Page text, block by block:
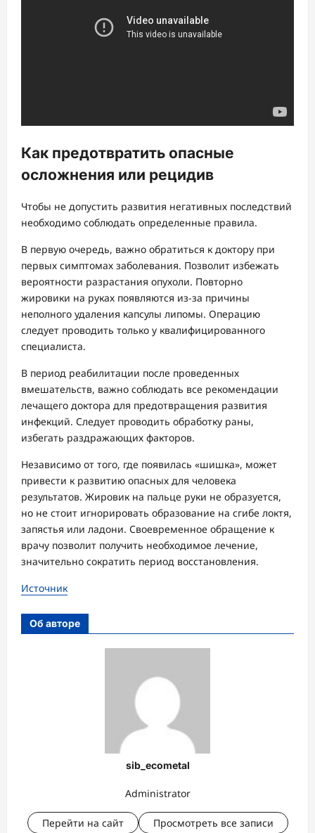
Как предотвратить опасные
осложнения или рецидив
Чтобы не допустить развития негативных последствий
необходимо соблюдать определенные правила.
В первую очередь, важно обратиться к доктору при
первых симптомах заболевания. Позволит избежать
вероятности разрастания опухоли. Повторно
жировики на руках появляются из-за причины
неполного удаления капсулы липомы. Операцию
следует проводить только у квалифицированного
специалиста.
В период реабилитации после проведенных
вмешательств, важно соблюдать все рекомендации
лечащего доктора для предотвращения развития
инфекций. Следует проводить обработку раны,
избегать раздражающих факторов.
Независимо от того, где появилась «шишка», может
привести к развитию опасных для человека
результатов. Жировик на пальце руки не образуется,
но не стоит игнорировать образование на сгибе локтя,
запястья или ладони. Своевременное обращение к
врачу позволит получить необходимое лечение,
значительно сократить период восстановления.
Источник
Об авторе
sib_ecometal
Administrator
Перейти на сайт Просмотреть все записи